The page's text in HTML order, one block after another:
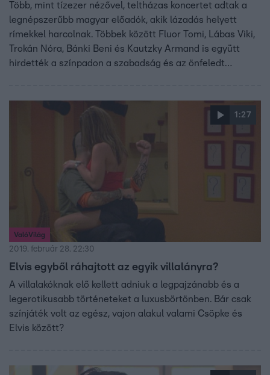
Több, mint tízezer nézővel, teltházas koncertet adtak a
legnépszerűbb magyar előadók, akik lázadás helyett
rímekkel harcolnak. Többek között Fluor Tomi, Lábas Viki,
Trokán Nóra, Bánki Beni és Kautzky Armand is együtt
hirdették a színpadon a szabadság és az önfeledt
1:27
ValóVilág
2019. február 28. 22:30
Elvis egyből ráhajtott az egyik villalányra?
A villalakóknak elő kellett adniuk a legpajzánabb és a
legerotikusabb történeteket a luxusbörtönben. Bár csak
színjáték volt az egész, vajon alakul valami Csöpke és
Elvis között?